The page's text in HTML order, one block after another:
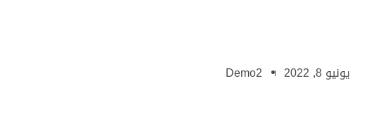
يونيو 8, 2022 Demo2